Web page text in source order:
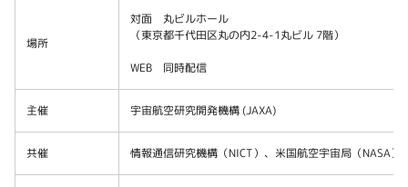
場所
対面 丸ビルホール
（東京都千代田区丸の内2-4-1丸ビル 7階）
WEB 同時配信
主催 宇宙航空研究開発機構 (JAXA)
共催 情報通信研究機構（NICT）、米国航空宇宙局（NASA）